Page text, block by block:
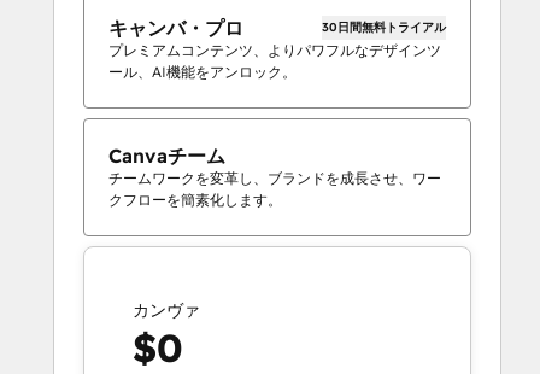
キャンバ・プロ 30日間無料トライアル
プレミアムコンテンツ、よりパワフルなデザインツ
ール、AI機能をアンロック。
Canvaチーム
チームワークを変革し、ブランドを成長させ、ワー
クフローを簡素化します。
カンヴァ
$0